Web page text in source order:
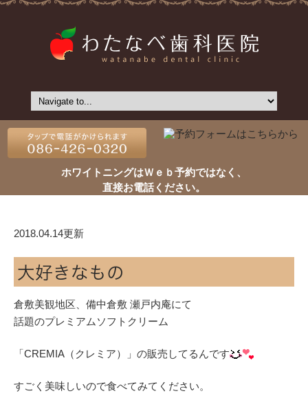
ホワイトニングはＷｅｂ予約ではなく、
直接お電話ください。
2018.04.14更新
大好きなもの
倉敷美観地区、備中倉敷 瀬戸内庵にて
話題のプレミアムソフトクリーム
「CREMIA（クレミア）」の販売してるんです
すごく美味しいので食べてみてください。